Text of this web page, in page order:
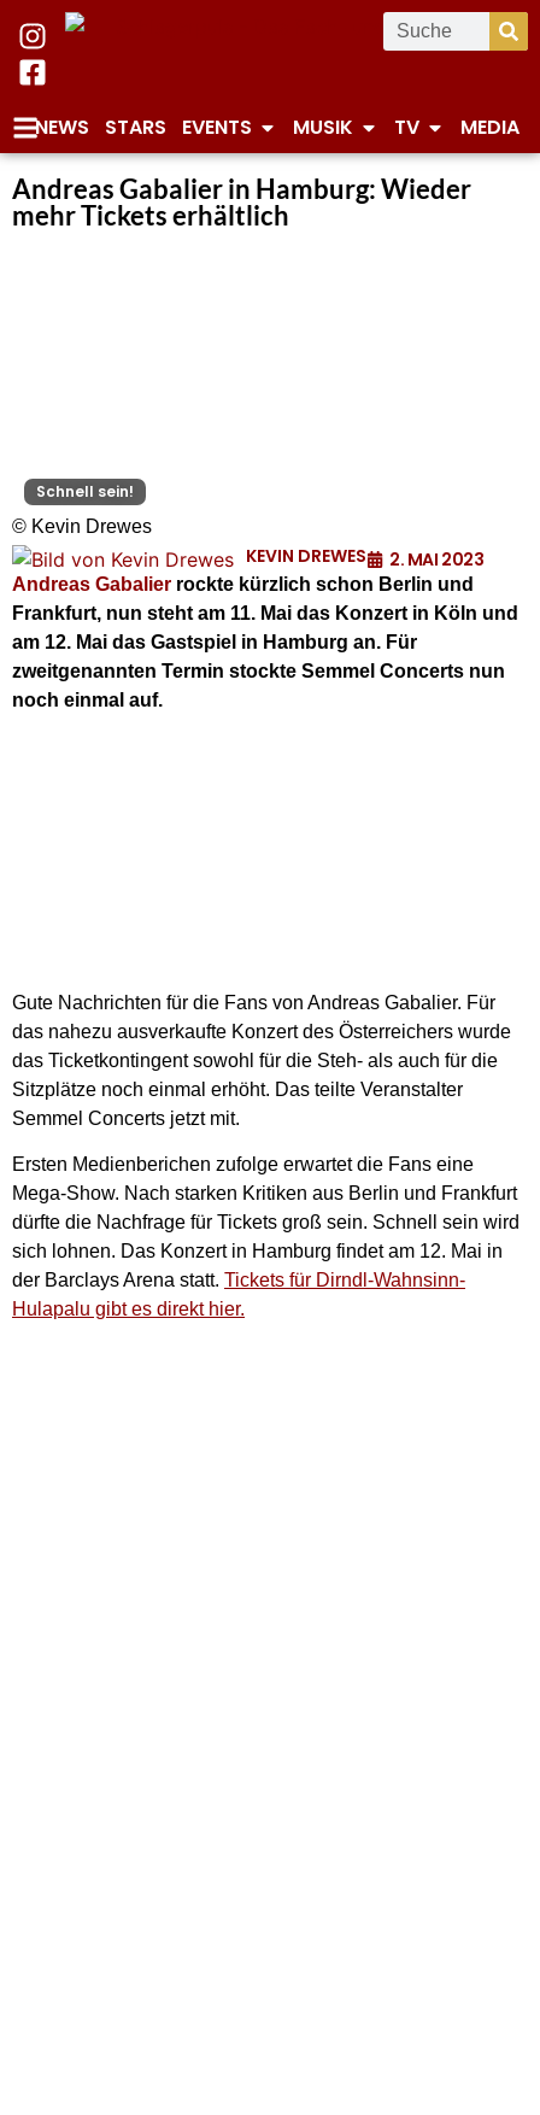
NEWS STARS EVENTS MUSIK TV MEDIA
Andreas Gabalier in Hamburg: Wieder
mehr Tickets erhältlich
Schnell sein!
© Kevin Drewes
KEVIN DREWES 2. MAI 2023
Andreas Gabalier rockte kürzlich schon Berlin und
Frankfurt, nun steht am 11. Mai das Konzert in Köln und
am 12. Mai das Gastspiel in Hamburg an. Für
zweitgenannten Termin stockte Semmel Concerts nun
noch einmal auf.
Gute Nachrichten für die Fans von Andreas Gabalier. Für
das nahezu ausverkaufte Konzert des Österreichers wurde
das Ticketkontingent sowohl für die Steh- als auch für die
Sitzplätze noch einmal erhöht. Das teilte Veranstalter
Semmel Concerts jetzt mit.
Ersten Medienberichen zufolge erwartet die Fans eine
Mega-Show. Nach starken Kritiken aus Berlin und Frankfurt
dürfte die Nachfrage für Tickets groß sein. Schnell sein wird
sich lohnen. Das Konzert in Hamburg findet am 12. Mai in
der Barclays Arena statt. Tickets für Dirndl-Wahnsinn-
Hulapalu gibt es direkt hier.